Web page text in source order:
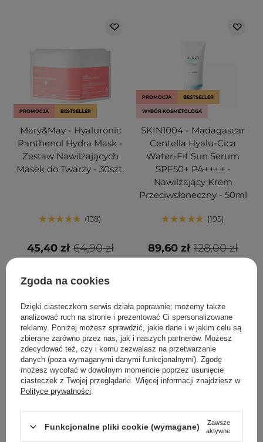
PROMOCJA BESTSELLER
Mary&May - Hyaluronic
Panthenol Hydra Mask -
Zestaw Nawilżających
Masek do Twarzy - 30szt.
138
64,90 zł
45,40 zł
DODAJ DO KOSZYKA
PROMOCJA BESTSELLER
WYBÓR KOSMETOLOGA
SKIN1004 - Madagascar
Centella Hyalu-Cica
Water-Fit Sun Serum
SPF50+ PA++++ -
Nawilżający Krem
Przeciwsłoneczny - 50ml
195
128,00 zł
89,60 zł
PROMOCJA
Aestura - Atobarrier 365
Anua - Heartleaf
Zgoda na cookies
Dzięki ciasteczkom serwis działa poprawnie; możemy także
analizować ruch na stronie i prezentować Ci spersonalizowane
reklamy. Poniżej możesz sprawdzić, jakie dane i w jakim celu są
zbierane zarówno przez nas, jak i naszych partnerów. Możesz
zdecydować też, czy i komu zezwalasz na przetwarzanie
danych (poza wymaganymi danymi funkcjonalnymi). Zgodę
możesz wycofać w dowolnym momencie poprzez usunięcie
ciasteczek z Twojej przeglądarki. Więcej informacji znajdziesz w
Polityce prywatności
Funkcjonalne pliki cookie (wymagane)
Zawsze
aktywne